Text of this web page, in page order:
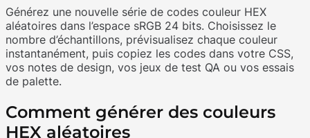
Générez une nouvelle série de codes couleur HEX
aléatoires dans l’espace sRGB 24 bits. Choisissez le
nombre d’échantillons, prévisualisez chaque couleur
instantanément, puis copiez les codes dans votre CSS,
vos notes de design, vos jeux de test QA ou vos essais
de palette.
Comment générer des couleurs
HEX aléatoires